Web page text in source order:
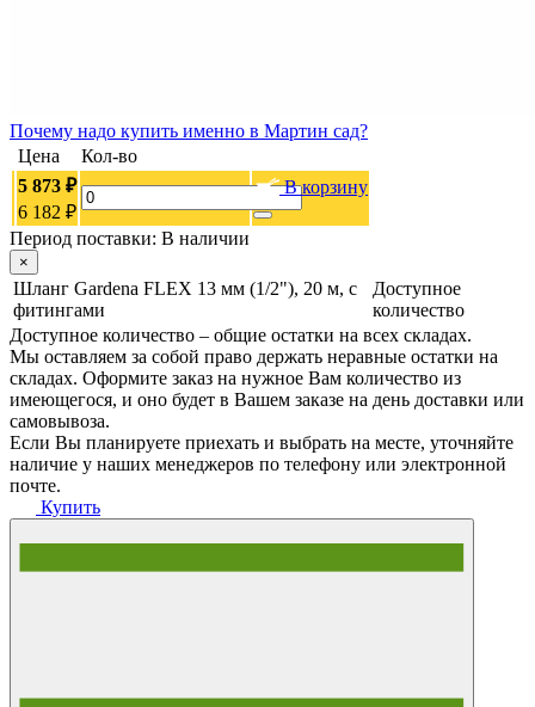
Почему надо купить именно в Мартин сад?
Цена
Кол-во
5 873 ₽
6 182 ₽
В корзину
Период поставки: В наличии
×
Шланг Gardena FLEX 13 мм (1/2"), 20 м, с
фитингами
Доступное
количество
Доступное количество – общие остатки на всех складах.
Мы оставляем за собой право держать неравные остатки на
складах. Оформите заказ на нужное Вам количество из
имеющегося, и оно будет в Вашем заказе на день доставки или
самовывоза.
Если Вы планируете приехать и выбрать на месте, уточняйте
наличие у наших менеджеров по телефону или электронной
почте.
Купить